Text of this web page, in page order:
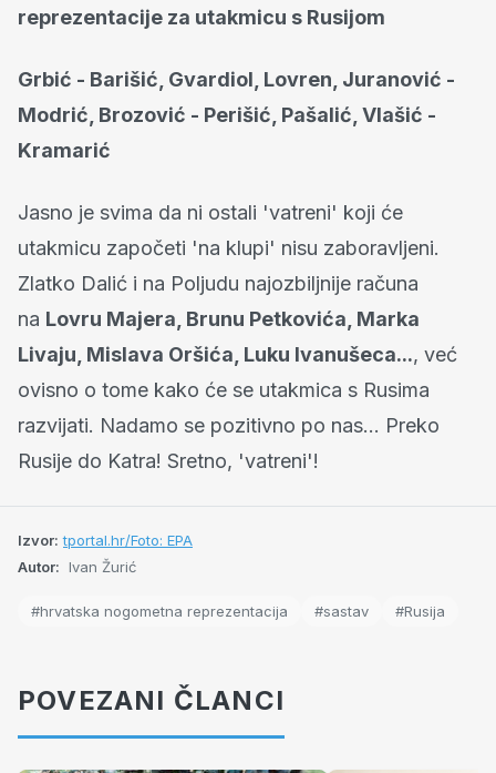
reprezentacije za utakmicu s Rusijom
Grbić - Barišić, Gvardiol, Lovren, Juranović -
Modrić, Brozović - Perišić, Pašalić, Vlašić -
Kramarić
Jasno je svima da ni ostali 'vatreni' koji će
utakmicu započeti 'na klupi' nisu zaboravljeni.
Zlatko Dalić i na Poljudu najozbiljnije računa
na Lovru Majera, Brunu Petkovića, Marka
Livaju, Mislava Oršića, Luku Ivanušeca..., već
ovisno o tome kako će se utakmica s Rusima
razvijati. Nadamo se pozitivno po nas... Preko
Rusije do Katra! Sretno, 'vatreni'!
Izvor: tportal.hr/Foto: EPA
Autor: Ivan Žurić
#hrvatska nogometna reprezentacija #sastav #Rusija
POVEZANI ČLANCI